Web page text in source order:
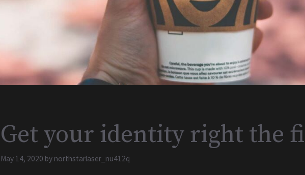
Get your identity right the
May 14, 2020 by northstarlaser_nu412q